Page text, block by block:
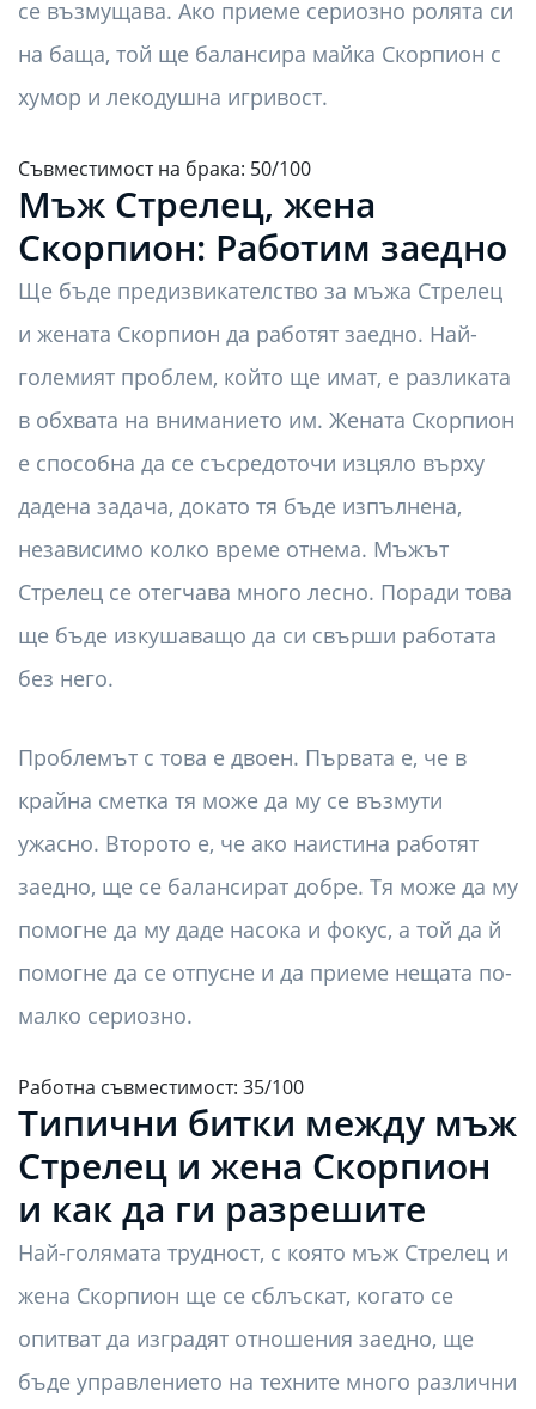
се възмущава. Ако приеме сериозно ролята си
на баща, той ще балансира майка Скорпион с
хумор и лекодушна игривост.
Съвместимост на брака: 50/100
Мъж Стрелец, жена
Скорпион: Работим заедно
Ще бъде предизвикателство за мъжа Стрелец
и жената Скорпион да работят заедно. Най-
големият проблем, който ще имат, е разликата
в обхвата на вниманието им. Жената Скорпион
е способна да се съсредоточи изцяло върху
дадена задача, докато тя бъде изпълнена,
независимо колко време отнема. Мъжът
Стрелец се отегчава много лесно. Поради това
ще бъде изкушаващо да си свърши работата
без него.
Проблемът с това е двоен. Първата е, че в
крайна сметка тя може да му се възмути
ужасно. Второто е, че ако наистина работят
заедно, ще се балансират добре. Тя може да му
помогне да му даде насока и фокус, а той да й
помогне да се отпусне и да приеме нещата по-
малко сериозно.
Работна съвместимост: 35/100
Типични битки между мъж
Стрелец и жена Скорпион
и как да ги разрешите
Най-голямата трудност, с която мъж Стрелец и
жена Скорпион ще се сблъскат, когато се
опитват да изградят отношения заедно, ще
бъде управлението на техните много различни